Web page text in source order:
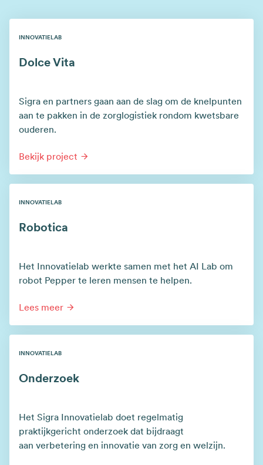
Dolce Vita
INNOVATIELAB
Sigra en partners gaan aan de slag om de knelpunten
aan te pakken in de zorglogistiek rondom kwetsbare
ouderen.
Bekijk project
Robotica
INNOVATIELAB
Het Innovatielab werkte samen met het AI Lab om
robot Pepper te leren mensen te helpen.
Lees meer
Onderzoek
INNOVATIELAB
Het Sigra Innovatielab doet regelmatig
praktijkgericht onderzoek dat bijdraagt
aan verbetering en innovatie van zorg en welzijn.